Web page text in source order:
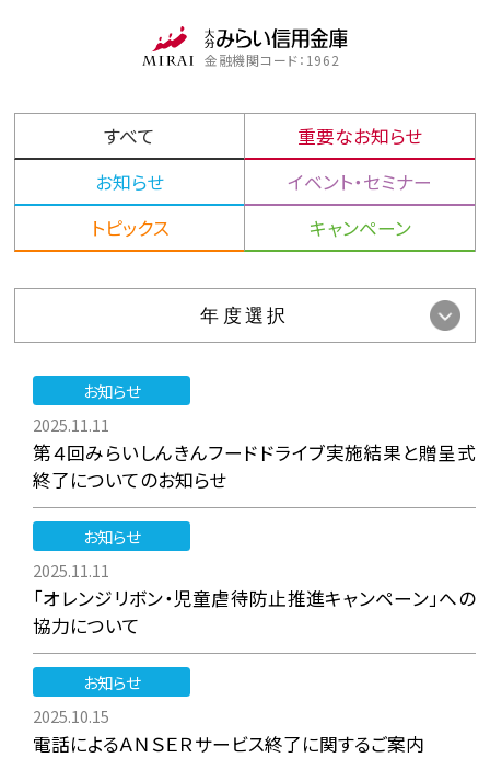
金融機関コード：1962
すべて
重要なお知らせ
お知らせ
イベント・セミナー
トピックス
キャンペーン
お知らせ
2025.11.11
第４回みらいしんきんフードドライブ実施結果と贈呈式
終了についてのお知らせ
お知らせ
2025.11.11
「オレンジリボン・児童虐待防止推進キャンペーン」への
協力について
お知らせ
2025.10.15
電話によるＡＮＳＥＲサービス終了に関するご案内